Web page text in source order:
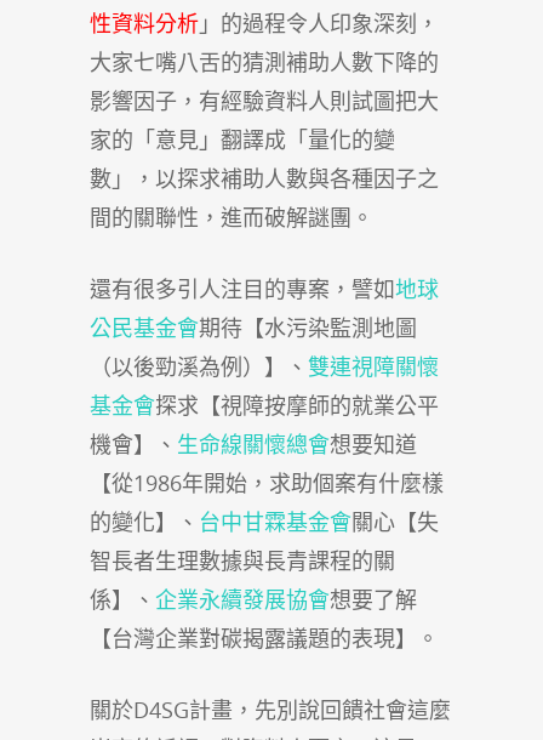
性資料分析 」的過程令人印象深刻，
大家七嘴八舌的猜測補助人數下降的
影響因子，有經驗資料人則試圖把大
家的「意見」翻譯成「量化的變
數」，以探求補助人數與各種因子之
間的關聯性，進而破解謎團。
還有很多引人注目的專案，譬如地球
公民基金會期待【水污染監測地圖
（以後勁溪為例）】、 雙連視障關懷
基金會探求【視障按摩師的就業公平
機會】、 生命線關懷總會想要知道
【從1986年開始，求助個案有什麼樣
的變化】、 台中甘霖基金會關心【失
智長者生理數據與長青課程的關
係】、 企業永續發展協會想要了解
【台灣企業對碳揭露議題的表現】。
關於D4SG計畫，先別說回饋社會這麼